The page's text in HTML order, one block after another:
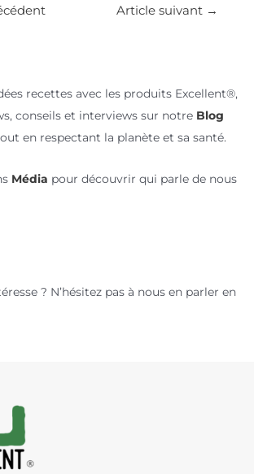
Article suivant →
recettes avec les produits Excellent®,
conseils et interviews sur notre Blog
en respectant la planète et sa santé.
Média pour découvrir qui parle de nous
? N’hésitez pas à nous en parler en